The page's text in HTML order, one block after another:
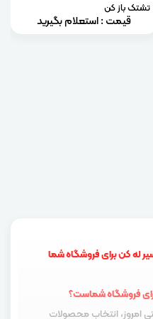
تشتک باز کن
قیمت : استعلام بگیرید
له کن برای فروشگاه شما
فروشگاه شماست؟
امروز، انتخاب محصولات